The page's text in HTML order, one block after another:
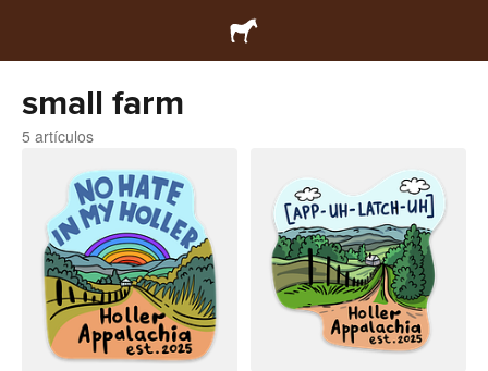
small farm
5 artículos